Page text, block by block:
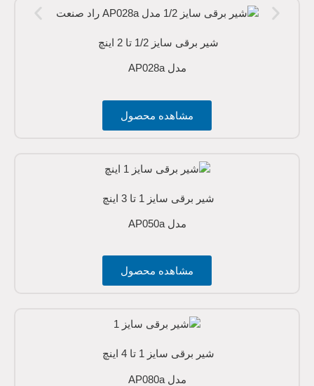
شیر برقی سایز 1/2 تا 2 اینچ
مدل AP028a
مشاهده محصول
شیر برقی سایز 1 تا 3 اینچ
مدل AP050a
مشاهده محصول
شیر برقی سایز 1 تا 4 اینچ
مدل AP080a